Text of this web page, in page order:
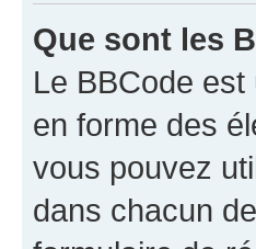
Que sont les
Le BBCode
en forme des
vous pouvez
dans chacun